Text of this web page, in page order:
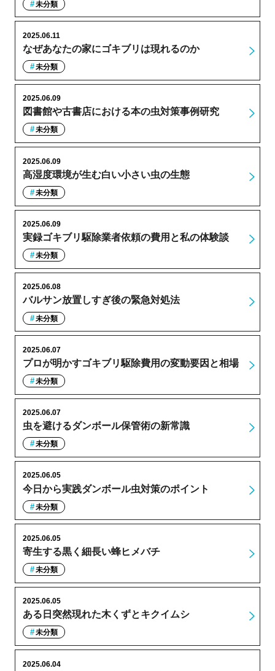
未分類
なぜあなたの家にゴキブリは現れるのか
2025.06.11
未分類
図書館や古書店における本の虫対策事例研究
2025.06.09
未分類
高湿度環境が生む白い小さい虫の生態
2025.06.09
未分類
実録ゴキブリ駆除業者依頼の費用と私の体験談
2025.06.09
未分類
バルサン放置しすぎ後の緊急対処法
2025.06.08
未分類
プロが明かすゴキブリ駆除費用の変動要因と相場
2025.06.07
未分類
虫を避けるダンボール保管術の新常識
2025.06.07
未分類
今日から実践ダンボール虫対策のポイント
2025.06.05
未分類
寄生する黒く細長い蜂ヒメバチ
2025.06.05
未分類
ある日突然現れた木くずとキクイムシ
2025.06.05
未分類
2025.06.04